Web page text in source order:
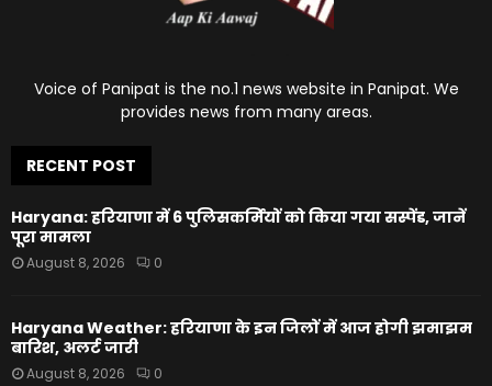
Voice of Panipat is the no.1 news website in Panipat. We
provides news from many areas.
RECENT POST
Haryana: हरियाणा में 6 पुलिसकर्मियों को किया गया सस्पेंड, जानें
पूरा मामला
August 8, 2026 0
Haryana Weather: हरियाणा के इन जिलों में आज होगी झमाझम
बारिश, अलर्ट जारी
August 8, 2026 0